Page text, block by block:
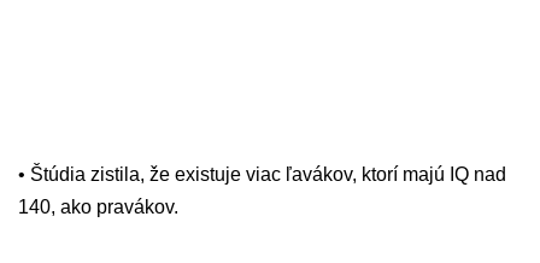
• Štúdia zistila, že existuje viac ľavákov, ktorí majú IQ nad
140, ako pravákov.